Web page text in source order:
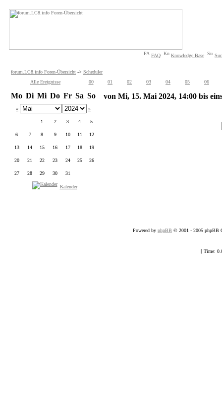
FAQ Knowledge Base
forum.LC8.info Foren-Übersicht -> Scheduler
Alle Ereignisse
00 01 02 03 04 05 06
Mo Di Mi Do Fr Sa So
« »
1 2 3 4 5
6 7 8 9 10 11 12
13 14 15 16 17 18 19
20 21 22 23 24 25 26
27 28 29 30 31
Kalender
von Mi, 15. Mai 2024, 14:00 bis
Powered by phpBB © 2001 - 2005 phpBB
[ Time: